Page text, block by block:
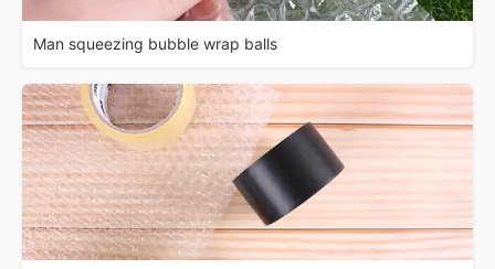
Man squeezing bubble wrap balls